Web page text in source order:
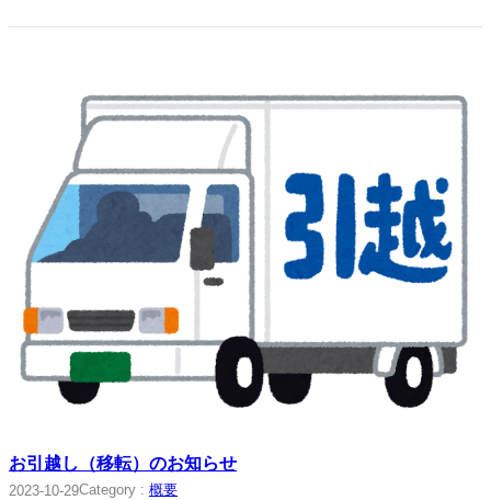
お引越し（移転）のお知らせ
2023-10-29Category : 概要